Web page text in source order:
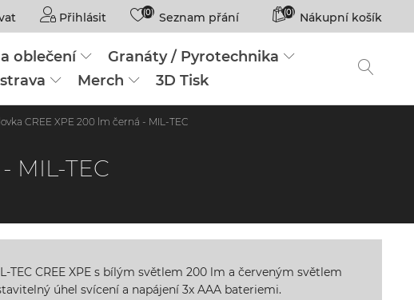
Přihlásit (0) Seznam přání (0) Nákupní košík
oblečení
Granáty / Pyrotechnika
Merch 3D Tisk
CREE XPE 200 lm černá - MIL-TEC
MIL-TEC
TEC CREE XPE s bílým světlem 200 lm a červeným světlem
úhel svícení a napájení 3x AAA bateriemi.